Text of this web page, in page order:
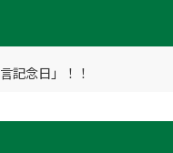
記念日」！！